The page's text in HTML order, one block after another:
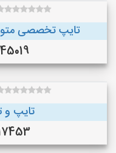
تایپ تخصصی
تایپ و